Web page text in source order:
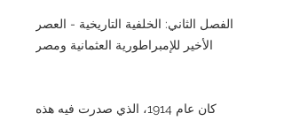
الفصل الثاني: الخلفية التاريخية - العصر
الأخير للإمبراطورية العثمانية ومصر
كان عام 1914، الذي صدرت فيه هذه